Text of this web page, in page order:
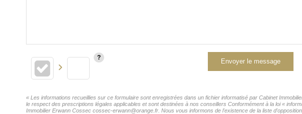
Envoyer le message
« Les informations recueillies sur ce formulaire sont enregistrées dans un fichier informatisé par Cabinet
le respect des prescriptions légales applicables et sont destinées à nos conseillers Conformément à la loi «
Immobilier Erwann Cossec cossec-erwann@orange.fr. Nous vous informons de l'existence de la liste